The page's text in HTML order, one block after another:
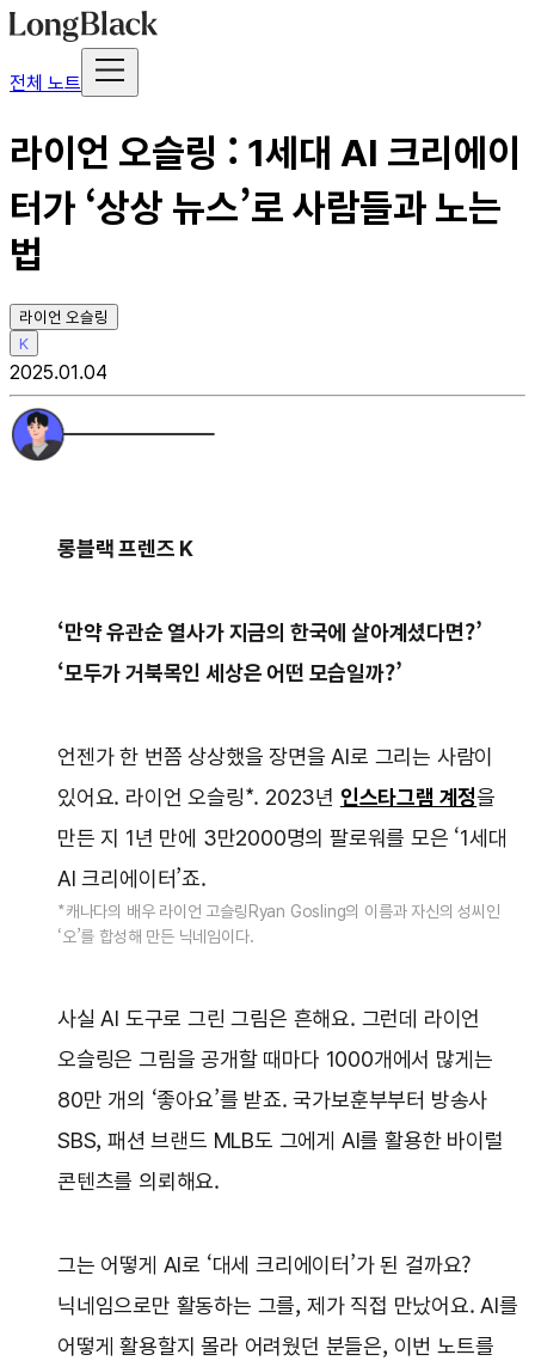
전체 노트
라이언 오슬링 : 1세대 AI 크리에이
터가 ‘상상 뉴스​’로 사람들과 노는
법
라이언 오슬링
K
2025.01.04
롱블랙 프렌즈 K
‘만약 유관순 열사가 지금의 한국에 살아계셨다면?’
‘모두가 거북목인 세상은 어떤 모습일까?’
언젠가 한 번쯤 상상했을 장면을 AI로 그리는 사람이
있어요. 라이언 오슬링*. 2023년 인스타그램 계정을
만든 지 1년 만에 3만2000명의 팔로워를 모은 ‘1세대
AI 크리에이터’죠.
*캐나다의 배우 라이언 고슬링Ryan Gosling의 이름과 자신의 성씨인
‘오’를 합성해 만든 닉네임이다.
사실 AI 도구로 그린 그림은 흔해요. 그런데 라이언
오슬링은 그림을 공개할 때마다 1000개에서 많게는
80만 개의 ‘좋아요’를 받죠. 국가보훈부부터 방송사
SBS, 패션 브랜드 MLB도 그에게 AI를 활용한 바이럴
콘텐츠를 의뢰해요.
그는 어떻게 AI로 ‘대세 크리에이터’가 된 걸까요?
닉네임으로만 활동하는 그를, 제가 직접 만났어요. AI를
어떻게 활용할지 몰라 어려웠던 분들은, 이번 노트를